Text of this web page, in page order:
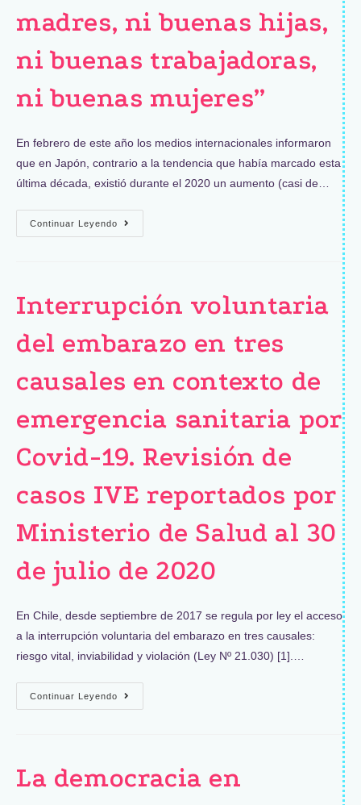
madres, ni buenas hijas,
ni buenas trabajadoras,
ni buenas mujeres”
En febrero de este año los medios internacionales informaron
que en Japón, contrario a la tendencia que había marcado esta
última década, existió durante el 2020 un aumento (casi de…
Continuar Leyendo
Interrupción voluntaria
del embarazo en tres
causales en contexto de
emergencia sanitaria por
Covid-19. Revisión de
casos IVE reportados por
Ministerio de Salud al 30
de julio de 2020
En Chile, desde septiembre de 2017 se regula por ley el acceso
a la interrupción voluntaria del embarazo en tres causales:
riesgo vital, inviabilidad y violación (Ley Nº 21.030) [1].…
Continuar Leyendo
La democracia en